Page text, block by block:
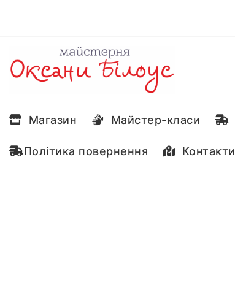
Магазин Майстер-класи
Політика повернення Контакти